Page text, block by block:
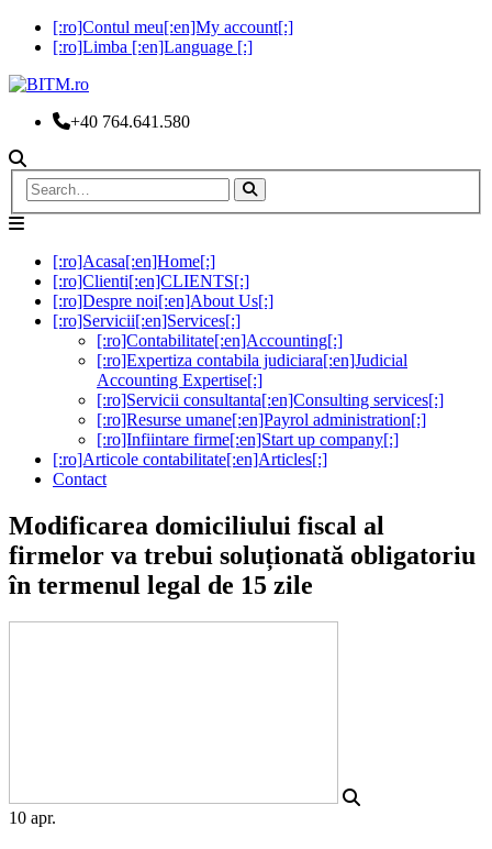
[:ro]Contul meu[:en]My account[:]
[:ro]Limba [:en]Language [:]
+40 764.641.580
[:ro]Acasa[:en]Home[:]
[:ro]Clienti[:en]CLIENTS[:]
[:ro]Despre noi[:en]About Us[:]
[:ro]Servicii[:en]Services[:]
[:ro]Contabilitate[:en]Accounting[:]
[:ro]Expertiza contabila judiciara[:en]Judicial
Accounting Expertise[:]
[:ro]Servicii consultanta[:en]Consulting services[:]
[:ro]Resurse umane[:en]Payrol administration[:]
[:ro]Infiintare firme[:en]Start up company[:]
[:ro]Articole contabilitate[:en]Articles[:]
Contact
Modificarea domiciliului fiscal al
firmelor va trebui soluționată obligatoriu
în termenul legal de 15 zile
10 apr.